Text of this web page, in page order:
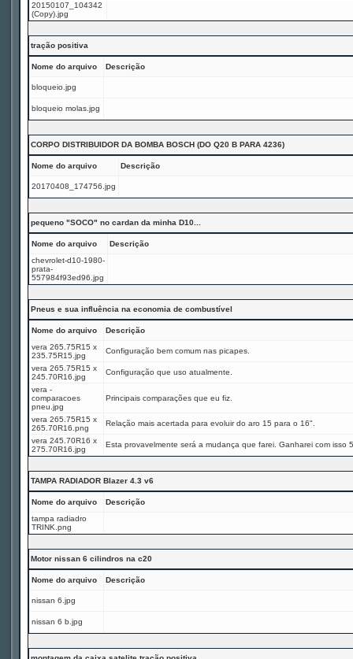
20150107_104342
(Copy).jpg
tração positiva
Nome do arquivo Descrição
bloqueio.jpg
bloqueio molas.jpg
CORPO DISTRIBUIDOR DA BOMBA BOSCH (DO Q20 B PARA 4236)
Nome do arquivo Descrição
20170408_174756.jpg
pequeno "SOCO" no cardan da minha D10...
Nome do arquivo
Descrição
chevrolet-d10-1980-
prata-
557984f93ed96.jpg
Pneus e sua influência na economia de combustível
Nome do arquivo
Descrição
vera 265.75R15 x
235.75R15.jpg
Configuração bem comum nas picapes.
vera 265.75R15 x
245.70R16.jpg
Configuração que uso atualmente.
vera -
comparacoes
pneu.jpg
Principais comparações que eu fiz.
vera 265.75R15 x
265.70R16.png
Relação mais acertada para evoluir do aro 15 para o 16".
vera 245.70R16 x
275.70R16.jpg
Esta provavelmente será a mudança que farei. Ganharei com isso
TAMPA RADIADOR Blazer 4.3 v6
Nome do arquivo
Descrição
tampa radiadro
TRINK.png
Motor nissan 6 cilindros na c20
Nome do arquivo Descrição
nissan 6.jpg
nissan 6 b.jpg